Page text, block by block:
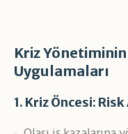
Kriz
Uygulamaları
1. Kriz Öncesi: Risk